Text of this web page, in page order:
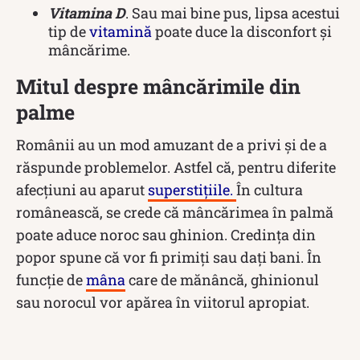
Vitamina D. Sau mai bine pus, lipsa acestui
tip devitaminăpoate duce la disconfort și
mâncărime.
Mitul despre mâncărimile din
palme
Românii au un mod amuzant de a privi și de a
răspunde problemelor. Astfel că, pentru diferite
afecțiuni au aparut superstițiile. În cultura
românească, se crede că mâncărimea în palmă
poate aduce noroc sau ghinion. Credința din
popor spune că vor fi primiți sau dați bani. În
funcție demânacare de mănâncă, ghinionul
sau norocul vor apărea în viitorul apropiat.